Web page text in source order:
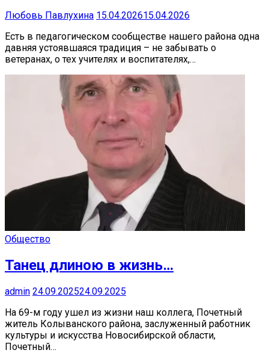
Любовь Павлухина 15.04.202615.04.2026
Есть в педагогическом сообществе нашего района одна
давняя устоявшаяся традиция – не забывать о
ветеранах, о тех учителях и воспитателях,…
Общество
Танец длиною в жизнь…
admin 24.09.202524.09.2025
На 69-м году ушел из жизни наш коллега, Почетный
житель Колыванского района, заслуженный работник
культуры и искусства Новосибирской области,
Почетный…